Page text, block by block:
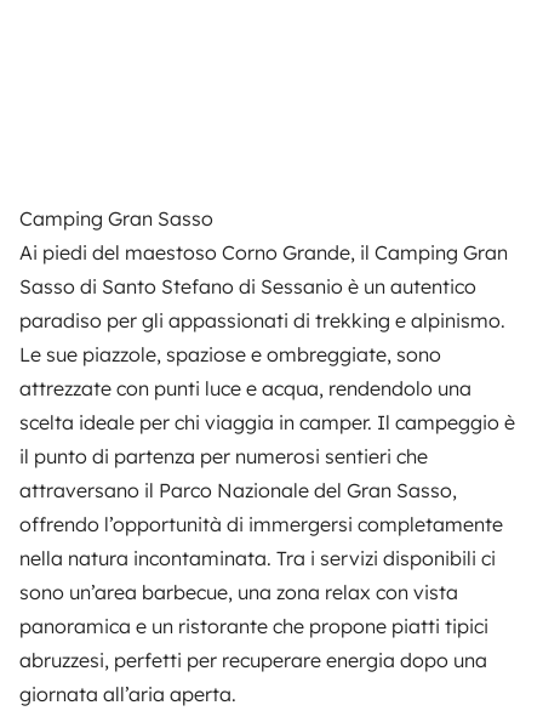
Camping Gran Sasso
Ai piedi del maestoso Corno Grande, il Camping Gran
Sasso di Santo Stefano di Sessanio è un autentico
paradiso per gli appassionati di trekking e alpinismo.
Le sue piazzole, spaziose e ombreggiate, sono
attrezzate con punti luce e acqua, rendendolo una
scelta ideale per chi viaggia in camper. Il campeggio è
il punto di partenza per numerosi sentieri che
attraversano il Parco Nazionale del Gran Sasso,
offrendo l’opportunità di immergersi completamente
nella natura incontaminata. Tra i servizi disponibili ci
sono un’area barbecue, una zona relax con vista
panoramica e un ristorante che propone piatti tipici
abruzzesi, perfetti per recuperare energia dopo una
giornata all’aria aperta.